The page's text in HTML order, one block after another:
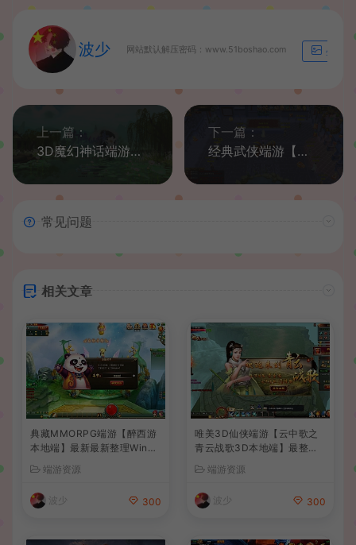
波少 网站默认解压密码：www.51boshao.com 生成海
上一篇：
3D魔幻神话端游【龙OL之梦游仙境刺绣防官同步版】最新整理Win系服务端+网页注册+GM工具+GM命令+PC客户端+详细搭建教程+视频教程
下一篇：
经典武侠端游【天龙八部之极致大背包新雕纹武道三】最新整理单机一键即玩镜像端+Linux手工服务端+PC客户端+GM工具+详细搭建教程
常见问题
相关文章
典藏MMORPG端游【醉西游
本地端】最新最新整理Win系
服务端+PC客户端+GM后台
+详细搭建教程
端游资源
波少 300
唯美3D仙侠端游【云中歌之
青云战歌3D本地端】最整理
Win系服务端+PC客户端+G
M工具+详细搭建教程
端游资源
波少 300